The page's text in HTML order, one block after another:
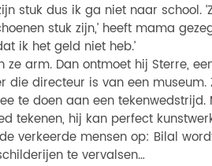
stuk dus ik ga niet naar school.
stuk zijn,’ heeft mama
ik het geld niet heb.’
ze arm. Dan ontmoet hij Sterre,
die directeur is van een museum.
te doen aan een tekenwedstrijd.
tekenen, hij kan perfect
verkeerde mensen op: Bilal
te vervalsen…